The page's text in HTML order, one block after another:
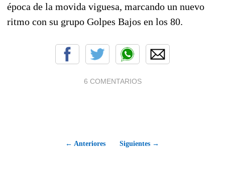
época de la movida viguesa, marcando un nuevo
ritmo con su grupo Golpes Bajos en los 80.
6 COMENTARIOS
← Anteriores Siguientes →